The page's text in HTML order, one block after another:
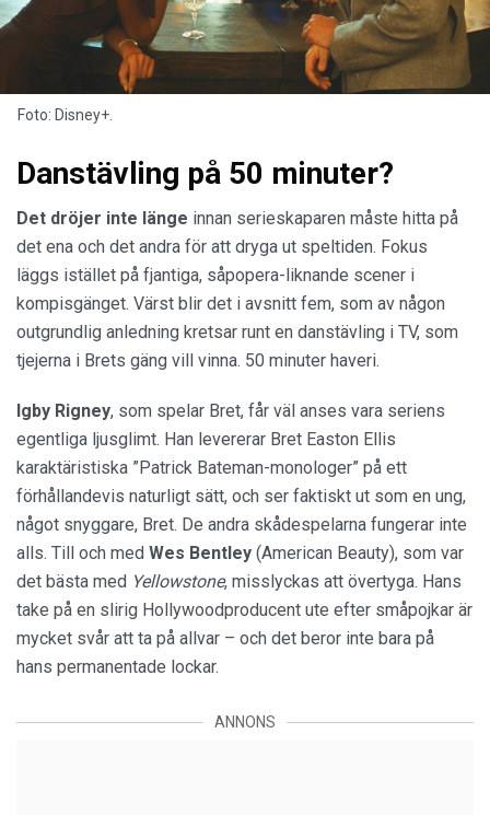
Foto: Disney+.
Danstävling på 50 minuter?
Det dröjer inte länge innan serieskaparen måste hitta på
det ena och det andra för att dryga ut speltiden. Fokus
läggs istället på fjantiga, såpopera-liknande scener i
kompisgänget. Värst blir det i avsnitt fem, som av någon
outgrundlig anledning kretsar runt en danstävling i TV, som
tjejerna i Brets gäng vill vinna. 50 minuter haveri.
Igby Rigney, som spelar Bret, får väl anses vara seriens
egentliga ljusglimt. Han levererar Bret Easton Ellis
karaktäristiska ”Patrick Bateman-monologer” på ett
förhållandevis naturligt sätt, och ser faktiskt ut som en ung,
något snyggare, Bret. De andra skådespelarna fungerar inte
alls. Till och med Wes Bentley (American Beauty), som var
det bästa med Yellowstone, misslyckas att övertyga. Hans
take på en slirig Hollywoodproducent ute efter småpojkar är
mycket svår att ta på allvar – och det beror inte bara på
hans permanentade lockar.
ANNONS